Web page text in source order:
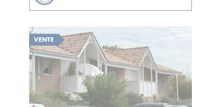
VENTE